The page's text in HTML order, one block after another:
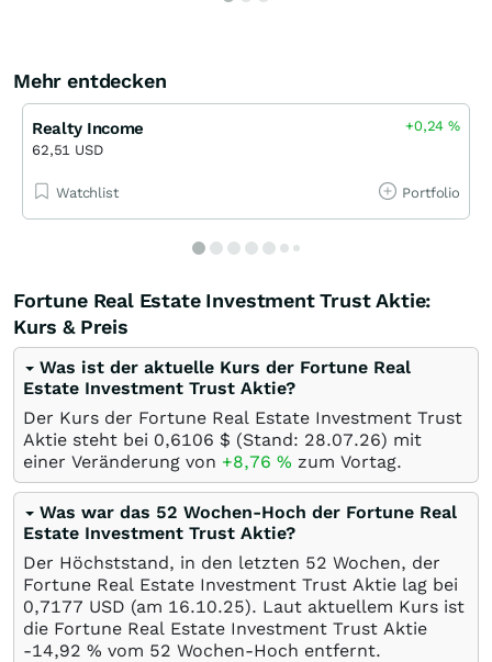
Mehr entdecken
Realty Income
62,51 USD
+0,24%
Watchlist Portfolio
Fortune Real Estate Investment Trust Aktie:
Kurs & Preis
Was ist der aktuelle Kurs der Fortune Real
Estate Investment Trust Aktie?
Der Kurs der Fortune Real Estate Investment Trust
Aktie steht bei 0,6106 $ (Stand: 28.07.26) mit
einer Veränderung von +8,76 % zum Vortag.
Was war das 52 Wochen-Hoch der Fortune Real
Estate Investment Trust Aktie?
Der Höchststand, in den letzten 52 Wochen, der
Fortune Real Estate Investment Trust Aktie lag bei
0,7177 USD (am 16.10.25). Laut aktuellem Kurs ist
die Fortune Real Estate Investment Trust Aktie
-14,92 % vom 52 Wochen-Hoch entfernt.